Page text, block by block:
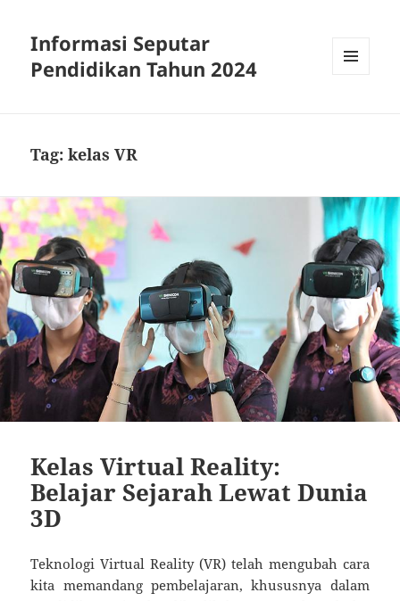
Informasi Seputar
Pendidikan Tahun 2024
Tag:kelas VR
Kelas Virtual Reality:
Belajar Sejarah Lewat Dunia
3D
Teknologi Virtual Reality (VR) telah mengubah cara
kita memandang pembelajaran, khususnya dalam